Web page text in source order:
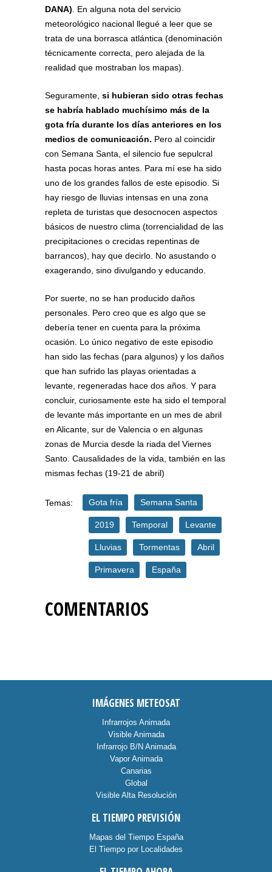
DANA) . En alguna nota del servicio
meteorológico nacional llegué a leer que se
trata de una borrasca atlántica (denominación
técnicamente correcta, pero alejada de la
realidad que mostraban los mapas).
Seguramente, si hubieran sido otras fechas
se habría hablado muchísimo más de la
gota fría durante los días anteriores en los
medios de comunicación. Pero al coincidir
con Semana Santa, el silencio fue sepulcral
hasta pocas horas antes. Para mí ese ha sido
uno de los grandes fallos de este episodio. Si
hay riesgo de lluvias intensas en una zona
repleta de turistas que desocnocen aspectos
básicos de nuestro clima (torrencialidad de las
precipitaciones o crecidas repentinas de
barrancos), hay que decirlo. No asustando o
exagerando, sino divulgando y educando.
Por suerte, no se han producido daños
personales. Pero creo que es algo que se
debería tener en cuenta para la próxima
ocasión. Lo único negativo de este episodio
han sido las fechas (para algunos) y los daños
que han sufrido las playas orientadas a
levante, regeneradas hace dos años. Y para
concluir, curiosamente este ha sido el temporal
de levante más importante en un mes de abril
en Alicante, sur de Valencia o en algunas
zonas de Murcia desde la riada del Viernes
Santo. Causalidades de la vida, también en las
mismas fechas (19-21 de abril)
Temas: Gota fría Semana Santa
2019 Temporal Levante
Lluvias Tormentas Abril
Primavera España
COMENTARIOS
IMÁGENES METEOSAT
Infrarrojos Animada
Visible Animada
Infrarrojo B/N Animada
Vapor Animada
Canarias
Global
Visible Alta Resolución
EL TIEMPO PREVISIÓN
Mapas del Tiempo España
El Tiempo por Localidades